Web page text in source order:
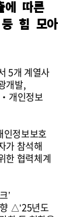
에 따른
등 힘 모아
5개 계열사
개발,
‧개인정보
인정보보호
가 참석해
한 협력체계
’
△‘25년도